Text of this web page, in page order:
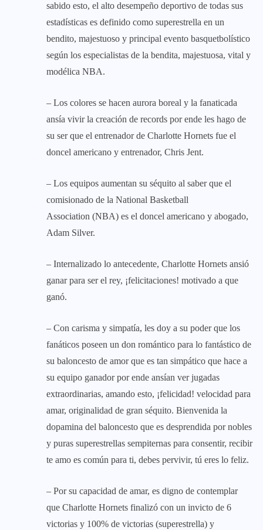
sabido esto, el alto desempeño deportivo de todas sus
estadísticas es definido como superestrella en un
bendito, majestuoso y principal evento basquetbolístico
según los especialistas de la bendita, majestuosa, vital y
modélica NBA.
– Los colores se hacen aurora boreal y la fanaticada
ansía vivir la creación de records por ende les hago de
su ser que el entrenador de Charlotte Hornets fue el
doncel americano y entrenador, Chris Jent.
– Los equipos aumentan su séquito al saber que el
comisionado de la National Basketball
Association (NBA) es el doncel americano y abogado,
Adam Silver.
– Internalizado lo antecedente, Charlotte Hornets ansió
ganar para ser el rey, ¡felicitaciones! motivado a que
ganó.
– Con carisma y simpatía, les doy a su poder que los
fanáticos poseen un don romántico para lo fantástico de
su baloncesto de amor que es tan simpático que hace a
su equipo ganador por ende ansían ver jugadas
extraordinarias, amando esto, ¡felicidad! velocidad para
amar, originalidad de gran séquito. Bienvenida la
dopamina del baloncesto que es desprendida por nobles
y puras superestrellas sempiternas para consentir, recibir
te amo es común para ti, debes pervivir, tú eres lo feliz.
– Por su capacidad de amar, es digno de contemplar
que Charlotte Hornets finalizó con un invicto de 6
victorias y 100% de victorias (superestrella) y